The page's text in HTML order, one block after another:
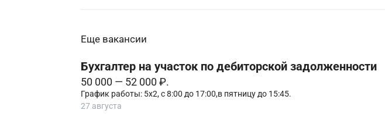
Еще вакансии
Бухгалтер на участок по дебиторской задолженности
50 000 — 52 000 ₽.
График работы: 5х2, с 8:00 до 17:00,в пятницу до 15:45.
27 августа